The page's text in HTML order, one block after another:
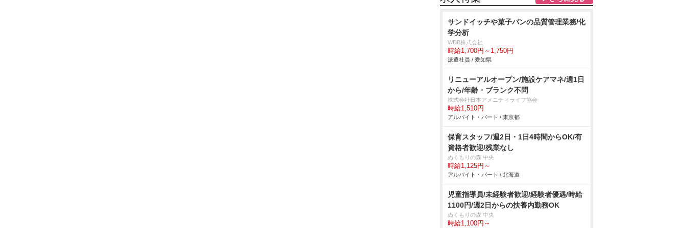
サンドイッチや菓子パンの品質管理業務/化
学分析
WDB株式会社
時給1,700円～1,750円
派遣社員 / 愛知県
リニューアルオープン/施設ケアマネ/週1日
から/年齢・ブランク不問
株式会社日本アメニティライフ協会
時給1,510円
アルバイト・パート / 東京都
保育スタッフ/週2日・1日4時間からOK/有
資格者歓迎/残業なし
ぬくもりの森 中央
時給1,125円～
アルバイト・パート / 北海道
児童指導員/未経験者歓迎/経験者優遇/時給
1100円/週2日からの扶養内勤務OK
ぬくもりの森 中央
時給1,100円～